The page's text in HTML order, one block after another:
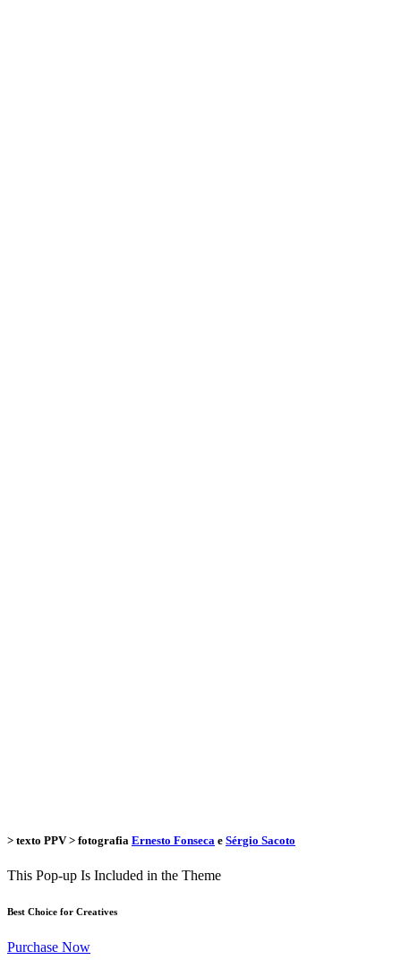
> texto PPV> fotografia Ernesto Fonseca e Sérgio Sacoto
This Pop-up Is Included in the Theme
Best Choice for Creatives
Purchase Now